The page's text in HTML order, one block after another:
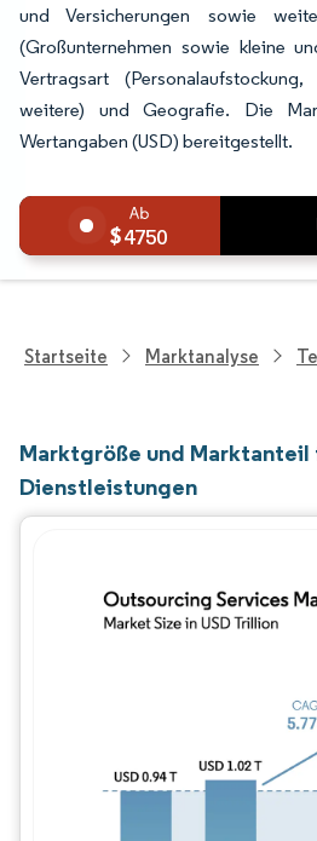
und Versicherungen sowie
(Großunternehmen sowie kleine
Vertragsart
weitere) und Geografie. Die
Wertangaben (USD) bereitgestellt.
4750
Startseite Marktanalyse
Marktgröße und
Dienstleistungen